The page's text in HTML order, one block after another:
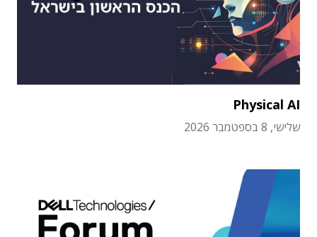
Physical AI
שלישי, 8 בספטמבר 2026